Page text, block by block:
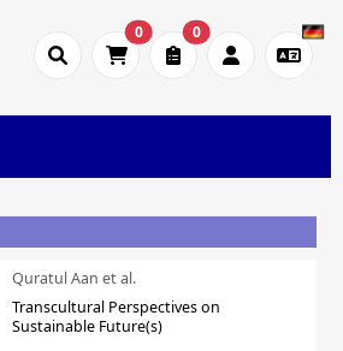
0 0
Quratul Aan et al.
Transcultural Perspectives on
Sustainable Future(s)